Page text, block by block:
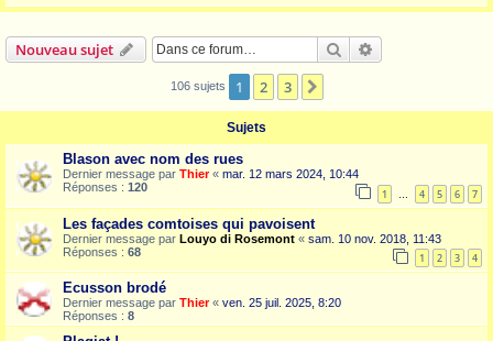
c
Nouveau sujet Rechercher
106 sujets 1 2 3
Sujets
Blason avec nom des rues
Dernier message par Thier« mar. 12 mars 2024, 10:44
Réponses : 120 1 … 4 5 6 7
Les façades comtoises qui pavoisent
Dernier message par Louyo di Rosemont « sam. 10 nov. 2018, 11:43
Réponses : 68 1 2 3 4
Ecusson brodé
Dernier message par Thier« ven. 25 juil. 2025, 8:20
Réponses : 8